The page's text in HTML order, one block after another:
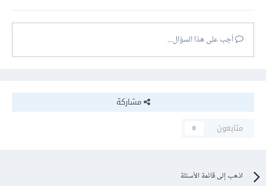
أجب على هذا السؤال...
مشاركة
متابعون
0
اذهب إلى قائمة الأسئلة